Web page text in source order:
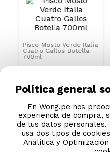
Pisco Mosto Verde Italia
700ml
S/ 71 .90
S/79.90
Política general
En Wong.pe nos
experiencia de compra,
de tus datos personales.
usa dos tipos de
Analítica y